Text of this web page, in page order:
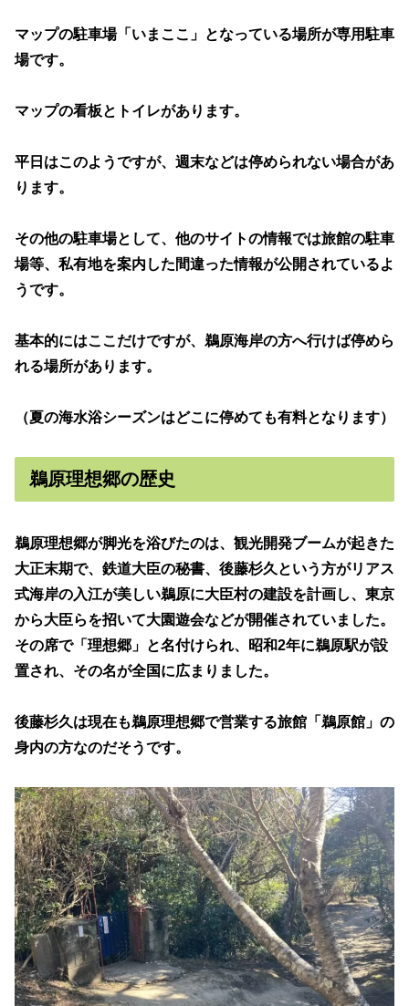
マップの駐車場「いまここ」となっている場所が専用駐車
場です。
マップの看板とトイレがあります。
平日はこのようですが、週末などは停められない場合があ
ります。
その他の駐車場として、他のサイトの情報では旅館の駐車
場等、私有地を案内した間違った情報が公開されているよ
うです。
基本的にはここだけですが、鵜原海岸の方へ行けば停めら
れる場所があります。
（夏の海水浴シーズンはどこに停めても有料となります）
鵜原理想郷の歴史
鵜原理想郷が脚光を浴びたのは、観光開発ブームが起きた
大正末期で、鉄道大臣の秘書、後藤杉久という方がリアス
式海岸の入江が美しい鵜原に大臣村の建設を計画し、東京
から大臣らを招いて大園遊会などが開催されていました。
その席で「理想郷」と名付けられ、昭和2年に鵜原駅が設
置され、その名が全国に広まりました。
後藤杉久は現在も鵜原理想郷で営業する旅館「鵜原館」の
身内の方なのだそうです。